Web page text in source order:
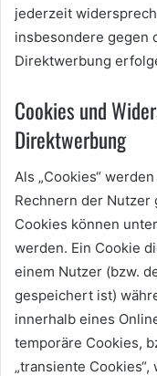
jederzeit
insbesondere gegen
Direktwerbung
Cookies und
Direktwerbung
Als „Cookies“
Rechnern der
Cookies können
werden. Ein Cookie
einem Nutzer (bzw.
gespeichert ist)
innerhalb eines
temporäre Cookies,
„transiente